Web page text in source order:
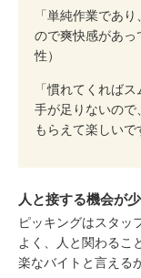
「単純作業であ
ので爽快感があっ
性）
「慣れてくれば
手が足りないので
もらえて楽しいで
人と接する機会が
ピッキングはスタッ
よく、人と関わるこ
楽なバイトと言える